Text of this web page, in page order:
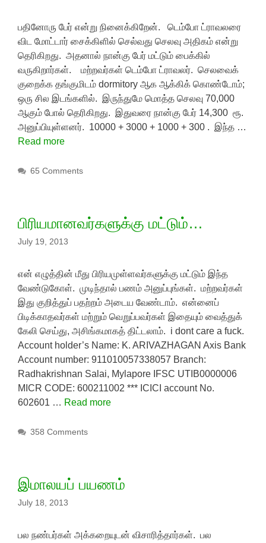
பதினோரு பேர் என்று நினைக்கிறேன். டெம்போ ட்ராவலரை
விட மோட்டார் சைக்கிளில் செல்வது செலவு அதிகம் என்று
தெரிகிறது. அதனால் நான்கு பேர் மட்டும் பைக்கில்
வருகிறார்கள். மற்றவர்கள் டெம்போ ட்ராவலர். செலவைக்
குறைக்க தங்குமிடம் dormitory ஆக ஆக்கிக் கொண்டோம்;
ஒரு சில இடங்களில். இருந்துமே மொத்த செலவு 70,000
ஆகும் போல் தெரிகிறது. இதுவரை நான்கு பேர் 14,300 ரூ.
அனுப்பியுள்ளனர். 10000 + 3000 + 1000 + 300 . இந்த …
Read more
65 Comments
பிரியமானவர்களுக்கு மட்டும்…
July 19, 2013
என் எழுத்தின் மீது பிரியமுள்ளவர்களுக்கு மட்டும் இந்த
வேண்டுகோள். முடிந்தால் பணம் அனுப்புங்கள். மற்றவர்கள்
இது குறித்துப் பதற்றம் அடைய வேண்டாம். என்னைப்
பிடிக்காதவர்கள் மற்றும் வெறுப்பவர்கள் இதையும் வைத்துக்
கேலி செய்து, அசிங்கமாகத் திட்டலாம். i dont care a fuck.
Account holder’s Name: K. ARIVAZHAGAN Axis Bank
Account number: 911010057338057 Branch:
Radhakrishnan Salai, Mylapore IFSC UTIB0000006
MICR CODE: 600211002 *** ICICI account No.
602601 … Read more
358 Comments
இமாலயப் பயணம்
July 18, 2013
பல நண்பர்கள் அக்கறையுடன் விசாரித்தார்கள். பல